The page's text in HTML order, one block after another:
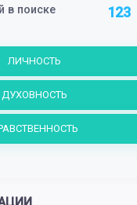
в поиске 123
ЛИЧНОСТЬ
ДУХОВНОСТЬ